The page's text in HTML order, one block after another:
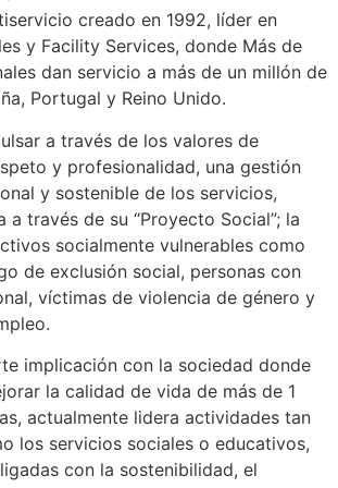
creado en 1992, líder en
y Facility Services, donde Más de
dan servicio a más de un millón de
Portugal y Reino Unido.
a través de los valores de
y profesionalidad, una gestión
y sostenible de los servicios,
a través de su “Proyecto Social”; la
socialmente vulnerables como
de exclusión social, personas con
víctimas de violencia de género y
implicación con la sociedad donde
la calidad de vida de más de 1
actualmente lidera actividades tan
los servicios sociales o educativos,
con la sostenibilidad, el